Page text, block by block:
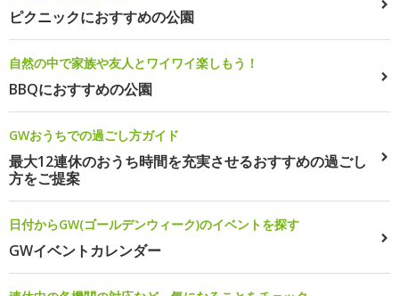
ピクニックにおすすめの公園
自然の中で家族や友人とワイワイ楽しもう！
BBQにおすすめの公園
GWおうちでの過ごし方ガイド
最大12連休のおうち時間を充実させるおすすめの過ごし
方をご提案
日付からGW(ゴールデンウィーク)のイベントを探す
GWイベントカレンダー